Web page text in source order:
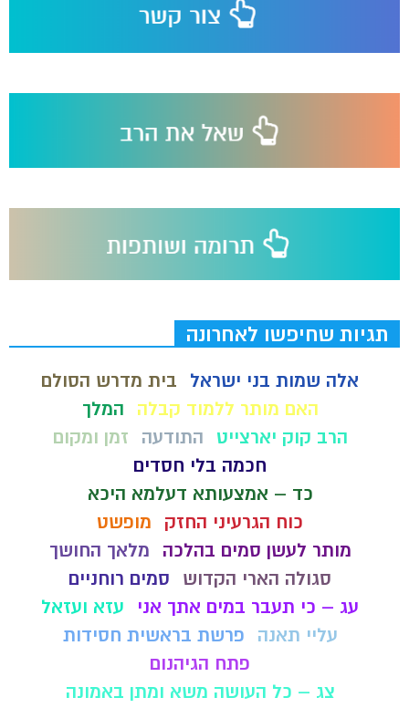
תגיות שחיפשו לאחרונה
אלה שמות בני ישראל
בית מדרש הסולם
האם מותר ללמוד קבלה
המלך
הרב קוק יארצייט
התודעה
זמן ומקום
חכמה בלי חסדים
כד – אמצעותא דעלמא היכא
כוח הגרעיני החזק
מופשט
מותר לעשן סמים בהלכה
מלאך החושך
סגולה הארי הקדוש
סמים רוחניים
עג – כי תעבר במים אתך אני
עזא ועזאל
עליי תאנה
פרשת בראשית חסידות
פתח הגיהנום
צג – כל העושה משא ומתן באמונה